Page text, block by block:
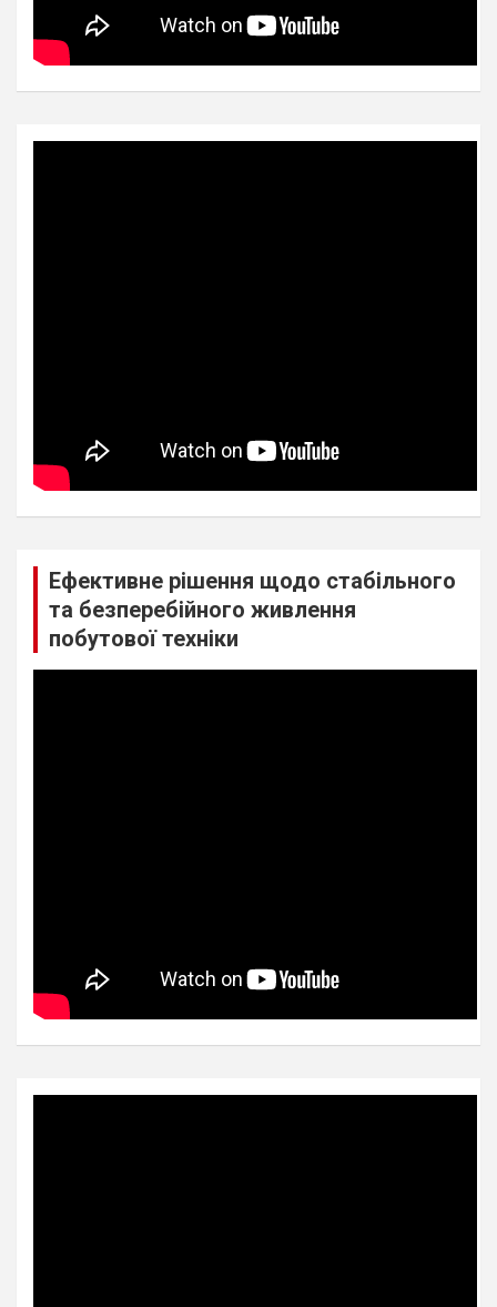
Ефективне рішення щодо стабільного
та безперебійного живлення
побутової техніки